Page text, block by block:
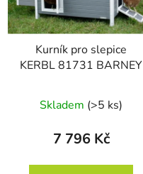
Kurník pro slepice
KERBL 81731 BARNEY
Skladem (>5 ks)
7 796 Kč